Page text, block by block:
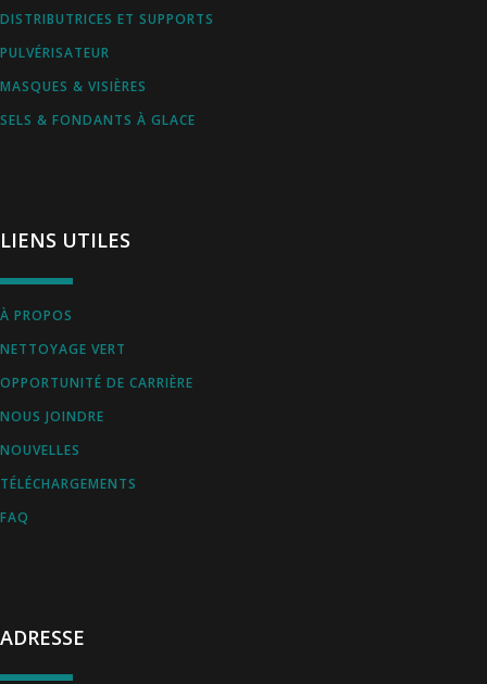
ADRESSE
DISTRIBUTRICES ET SUPPORTS
PULVÉRISATEUR
MASQUES & VISIÈRES
SELS & FONDANTS À GLACE
LIENS UTILES
À PROPOS
NETTOYAGE VERT
OPPORTUNITÉ DE CARRIÈRE
NOUS JOINDRE
NOUVELLES
TÉLÉCHARGEMENTS
FAQ